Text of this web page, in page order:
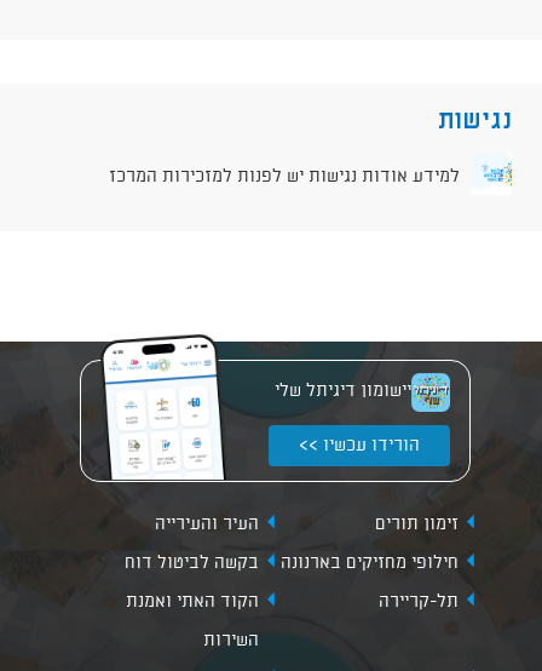
נגישות
למידע אודות נגישות יש לפנות למזכירות המרכז
יישומון דיגיתל שלי
הורידו עכשיו >>
זימון תורים
העיר והעירייה
חילופי מחזיקים בארנונה
בקשה לביטול דוח
תל-קריירה
הקוד האתי ואמנת
השירות